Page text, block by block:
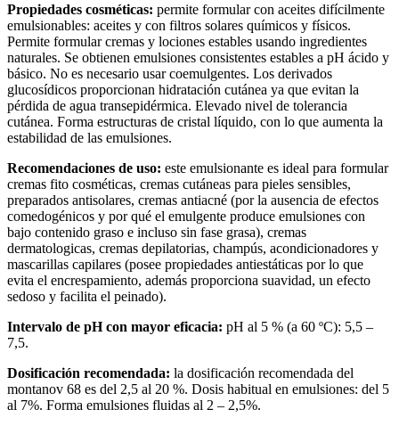
Propiedades cosméticas​: permite formular con aceites difícilmente
emulsionables: aceites y con filtros solares químicos y físicos.
Permite formular cremas y lociones estables usando ingredientes
naturales.​ Se obtienen emulsiones consistentes estables a pH ácido y
básico.​ No es necesario usar coemulgentes.​ Los derivados
glucosídicos proporcionan hidratación cutánea ya que evitan la
pérdida de agua transepidérmica.​ Elevado nivel de tolerancia
cutánea.​ Forma estructuras de cristal líquido, con lo que aumenta la
estabilidad de las emulsiones.​
Recomendaciones de uso: este emulsionante es ideal para formular
cremas fito cosméticas, cremas cutáneas para pieles sensibles,
preparados antisolares, cremas antiacné (por la ausencia de efectos
comedogénicos y por qué el emulgente produce emulsiones con
bajo contenido graso e incluso sin fase grasa), cremas
dermatologicas, cremas depilatorias, champús, acondicionadores y
mascarillas capilares (posee propiedades antiestáticas por lo que
evita el encrespamiento, además proporciona suavidad, un efecto
sedoso y facilita el peinado).​​
Intervalo de pH con mayor eficacia: ​ pH al 5 % (a 60 ºC): 5,5 –
7,5​​.
Dosificación recomendada: la dosificación recomendada del
montanov 68 es del 2,5 al 20 %.​ Dosis habitual en emulsiones: del 5
al 7%.​ Forma emulsiones fluidas al 2 – 2,5%.